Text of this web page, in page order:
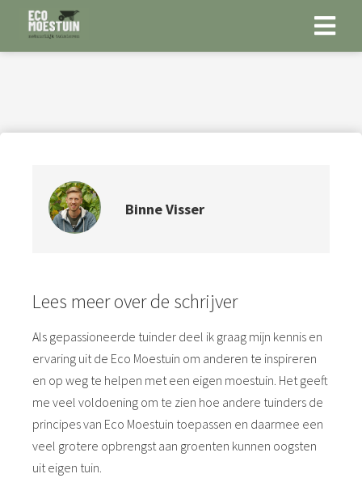
Binne Visser
Lees meer over de schrijver
Als gepassioneerde tuinder deel ik graag mijn kennis en
ervaring uit de Eco Moestuin om anderen te inspireren
en op weg te helpen met een eigen moestuin. Het geeft
me veel voldoening om te zien hoe andere tuinders de
principes van Eco Moestuin toepassen en daarmee een
veel grotere opbrengst aan groenten kunnen oogsten
uit eigen tuin.